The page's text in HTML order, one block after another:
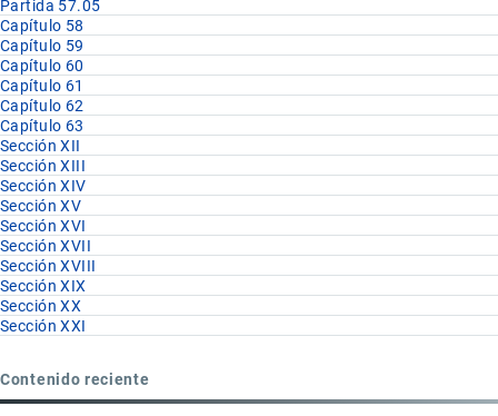
Partida 57.05
Capítulo 58
Capítulo 59
Capítulo 60
Capítulo 61
Capítulo 62
Capítulo 63
Sección XII
Sección XIII
Sección XIV
Sección XV
Sección XVI
Sección XVII
Sección XVIII
Sección XIX
Sección XX
Sección XXI
Contenido reciente